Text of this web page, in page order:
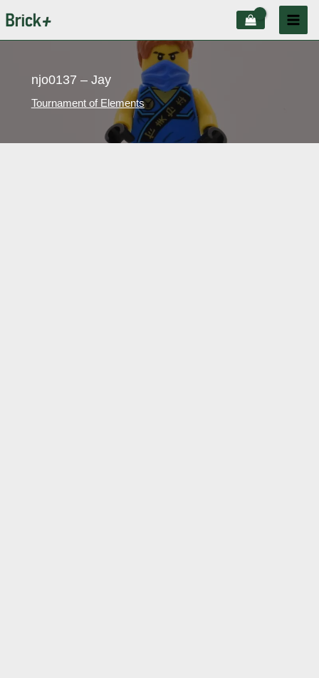
au
njo0137 – Jay
Tournament of Elements